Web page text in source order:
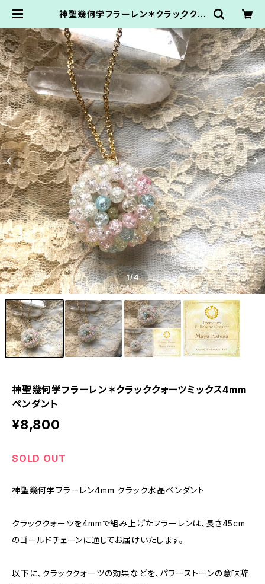
神聖幾何学フラーレン＊クラッククォ
ierNanbancafe.かてなまゆ
1/4
神聖幾何学フラーレン＊クラッククォーツミックス4mm
ペンダント
¥8,800
SOLD OUT
神聖幾何学フラーレン4mm クラック水晶ペンダント
クラッククォーツを4mmで組み上げたフラーレンは、長さ45cm
のゴールドチェーンに通してお届けいたします。
以下に、クラッククォーツの効果などを、パワーストーンの意味辞